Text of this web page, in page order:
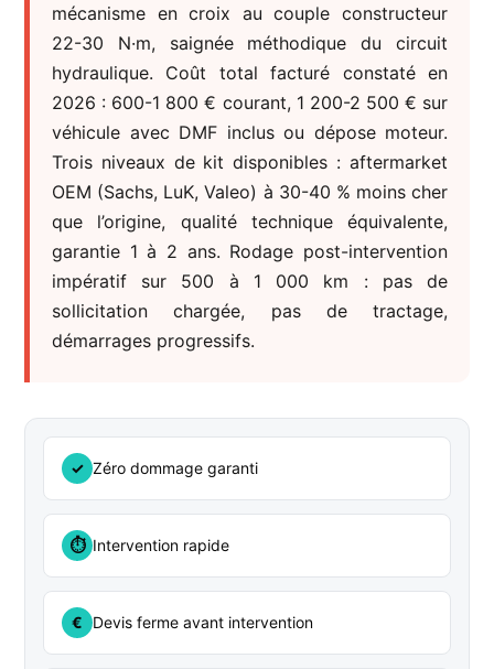
mécanisme en croix au couple constructeur
22-30 N·m, saignée méthodique du circuit
hydraulique. Coût total facturé constaté en
2026 : 600-1 800 € courant, 1 200-2 500 € sur
véhicule avec DMF inclus ou dépose moteur.
Trois niveaux de kit disponibles : aftermarket
OEM (Sachs, LuK, Valeo) à 30-40 % moins cher
que l’origine, qualité technique équivalente,
garantie 1 à 2 ans. Rodage post-intervention
impératif sur 500 à 1 000 km : pas de
sollicitation chargée, pas de tractage,
démarrages progressifs.
✓ Zéro dommage garanti
⏱ Intervention rapide
€ Devis ferme avant intervention